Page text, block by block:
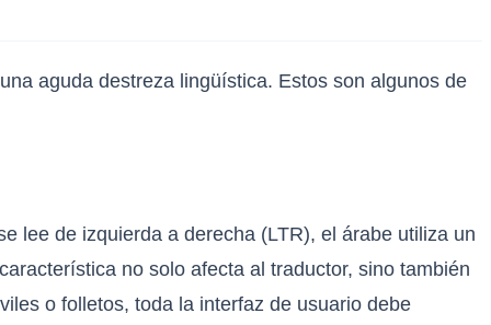
aguda destreza lingüística. Estos son algunos de
lee de izquierda a derecha (LTR), el árabe utiliza un
no solo afecta al traductor, sino también
o folletos, toda la interfaz de usuario debe